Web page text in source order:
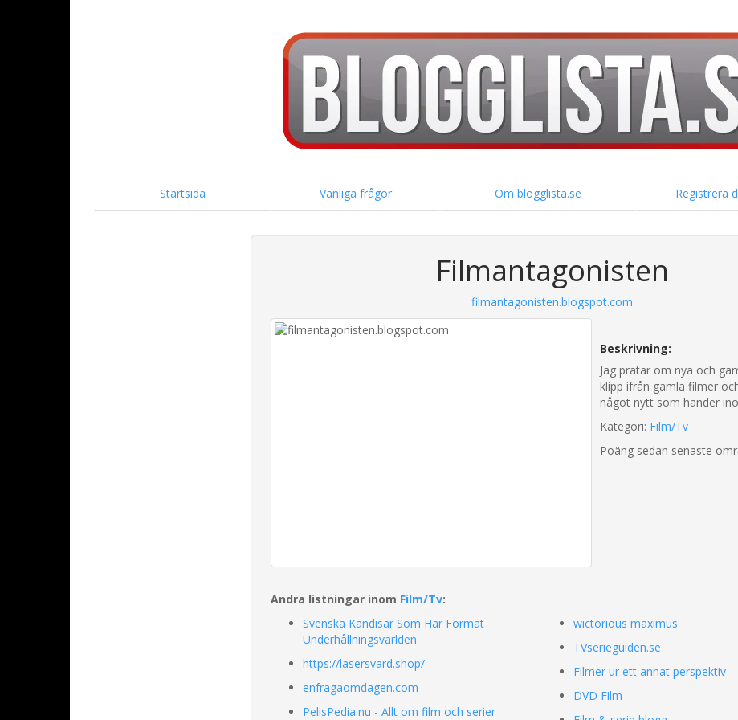
Startsida Vanliga frågor Om blogglista.se Registrera
Filmantagonisten
filmantagonisten.blogspot.com
Beskrivning:
Jag pratar om nya och
klipp ifrån gamla filmer
något nytt som händer
Kategori: Film/Tv
Poäng sedan senaste
Andra listningar inom Film/Tv:
Svenska Kändisar Som Har Format
Underhållningsvärlden
https://lasersvard.shop/
enfragaomdagen.com
PelisPedia.nu - Allt om film och serier
wictorious maximus
TVserieguiden.se
Filmer ur ett annat perspektiv
DVD Film